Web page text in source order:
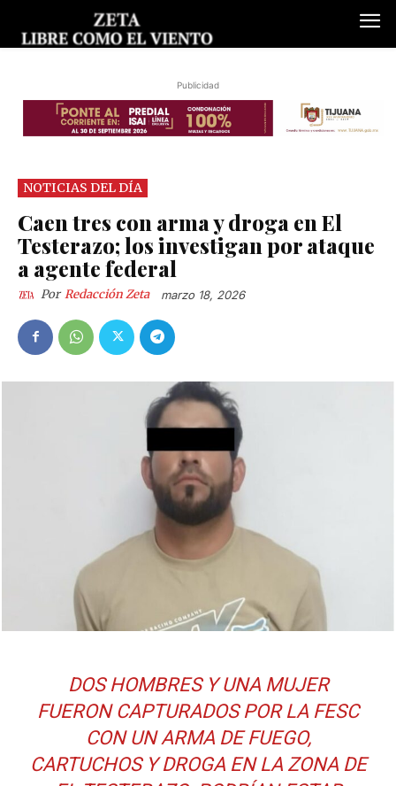
Publicidad
NOTICIAS DEL DÍA
Caen tres con arma y droga en El
Testerazo; los investigan por ataque
a agente federal
Por Redacción Zeta marzo 18, 2026
DOS HOMBRES Y UNA MUJER
FUERON CAPTURADOS POR LA FESC
CON UN ARMA DE FUEGO,
CARTUCHOS Y DROGA EN LA ZONA DE